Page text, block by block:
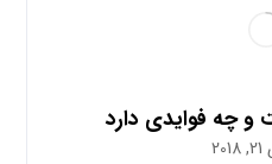
چه فوایدی دارد